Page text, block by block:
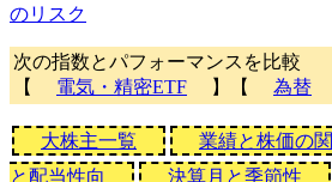
のリスク
次の指数とパフォーマンスを比較
【
電気・精密ETF 】【 為替
大株主一覧 業績と株価の
と配当性向
決算月と季節性